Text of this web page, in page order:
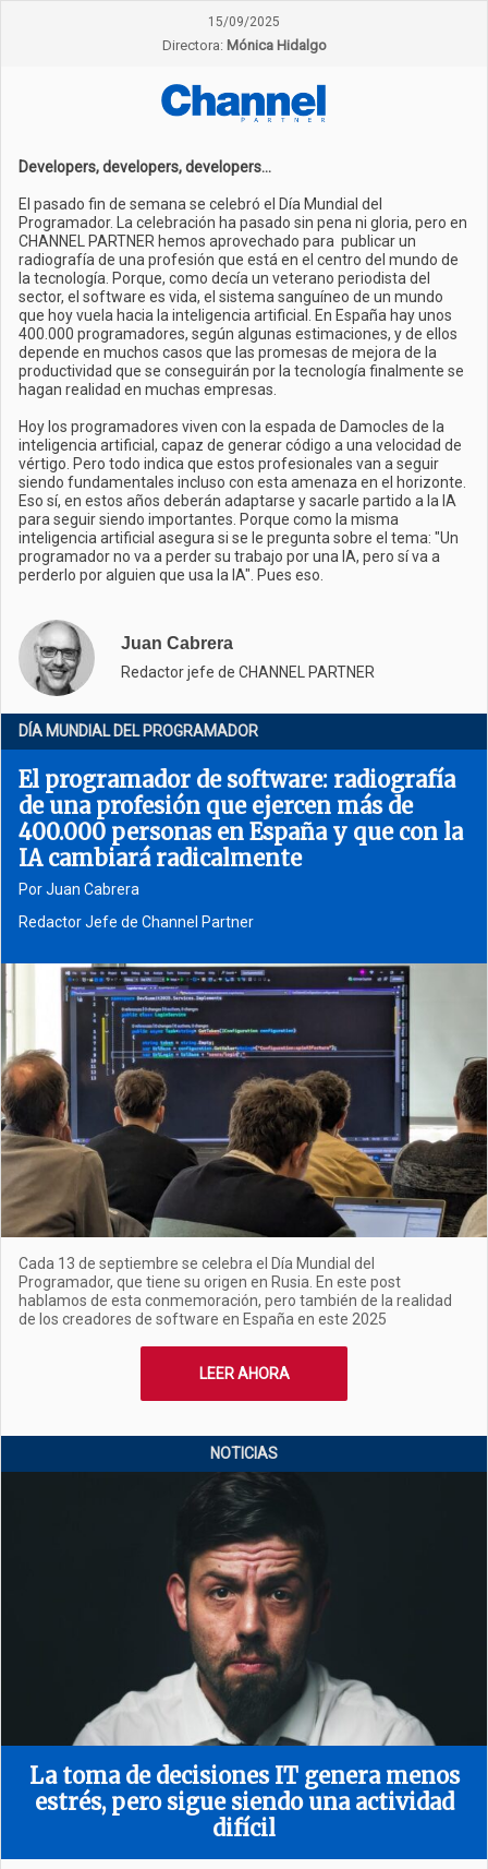
15/09/2025
Directora: Mónica Hidalgo
Developers, developers, developers...
El pasado fin de semana se celebró el Día Mundial del
Programador. La celebración ha pasado sin pena ni gloria, pero en
CHANNEL PARTNER hemos aprovechado para publicar un
radiografía de una profesión que está en el centro del mundo de
la tecnología. Porque, como decía un veterano periodista del
sector, el software es vida, el sistema sanguíneo de un mundo
que hoy vuela hacia la inteligencia artificial. En España hay unos
400.000 programadores, según algunas estimaciones, y de ellos
depende en muchos casos que las promesas de mejora de la
productividad que se conseguirán por la tecnología finalmente se
hagan realidad en muchas empresas.
Hoy los programadores viven con la espada de Damocles de la
inteligencia artificial, capaz de generar código a una velocidad de
vértigo. Pero todo indica que estos profesionales van a seguir
siendo fundamentales incluso con esta amenaza en el horizonte.
Eso sí, en estos años deberán adaptarse y sacarle partido a la IA
para seguir siendo importantes. Porque como la misma
inteligencia artificial asegura si se le pregunta sobre el tema: "Un
programador no va a perder su trabajo por una IA, pero sí va a
perderlo por alguien que usa la IA". Pues eso.
Juan Cabrera
Redactor jefe de CHANNEL PARTNER
DÍA MUNDIAL DEL PROGRAMADOR
El programador de software: radiografía
de una profesión que ejercen más de
400.000 personas en España y que con la
IA cambiará radicalmente
Por Juan Cabrera
Redactor Jefe de Channel Partner
Cada 13 de septiembre se celebra el Día Mundial del
Programador, que tiene su origen en Rusia. En este post
hablamos de esta conmemoración, pero también de la realidad
de los creadores de software en España en este 2025
LEER AHORA
NOTICIAS
La toma de decisiones IT genera menos
estrés, pero sigue siendo una actividad
difícil